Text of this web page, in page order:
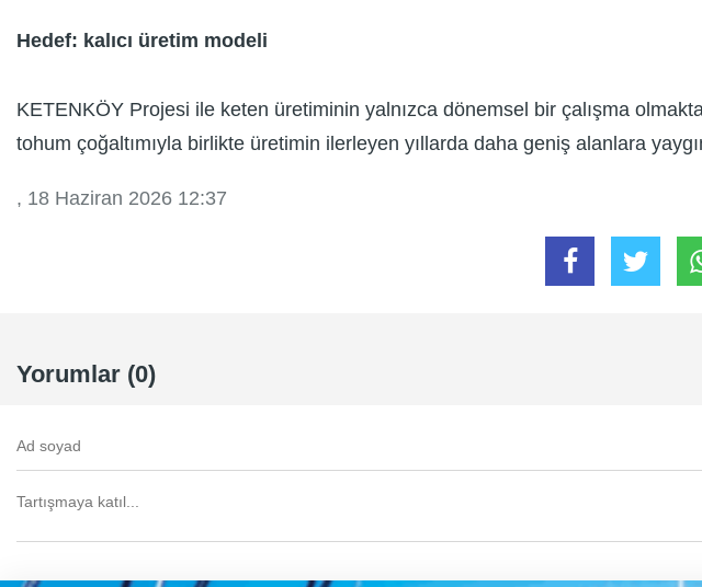
Hedef: kalıcı üretim modeli
KETENKÖY Projesi ile keten üretiminin yalnızca dönemsel bir çalışma
tohum çoğaltımıyla birlikte üretimin ilerleyen yıllarda daha geniş alanlara
, 18 Haziran 2026 12:37
Yorumlar (0)